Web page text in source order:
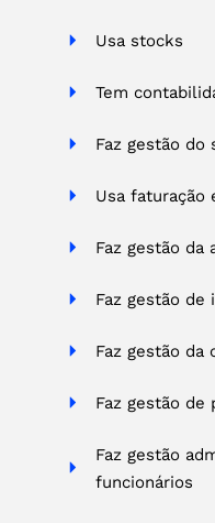
Usa stocks
Tem
Faz gestão
Usa faturação
Faz gestão da
Faz gestão de
Faz gestão da
Faz gestão de
Faz gestão
funcionários